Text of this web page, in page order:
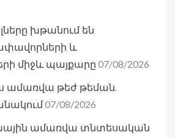
խթանում են
և
միջև պայքարը 07/08/2026
ամառվա թեժ թեման.
07/08/2026
ամառվա տնտեսական